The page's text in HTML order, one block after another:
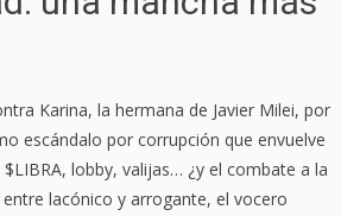
Karina, la hermana de Javier Milei, por
escándalo por corrupción que envuelve
lobby, valijas… ¿y el combate a la
lacónico y arrogante, el vocero